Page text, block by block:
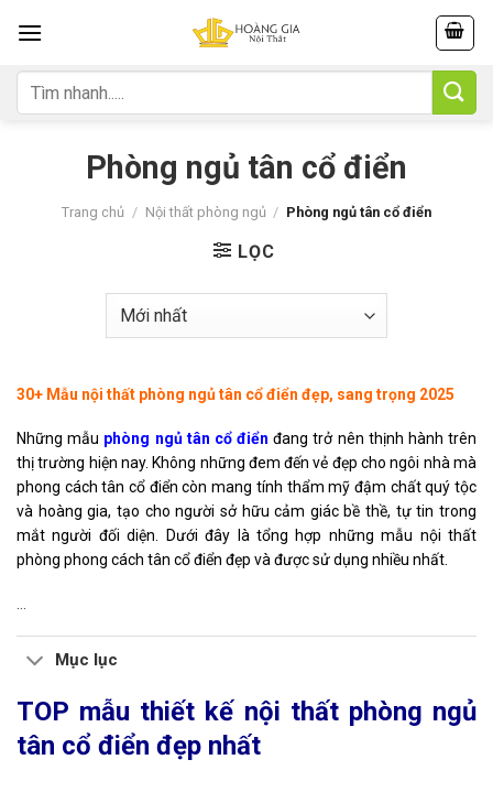
content
Tìm
kiếm:
Phòng ngủ tân cổ điển
Trang chủ / Nội thất phòng ngủ / Phòng ngủ tân cổ điển
LỌC
30+ Mẫu nội thất phòng ngủ tân cổ điển đẹp, sang trọng 2025
Những mẫu phòng ngủ tân cổ điển đang trở nên thịnh hành trên
thị trường hiện nay. Không những đem đến vẻ đẹp cho ngôi nhà mà
phong cách tân cổ điển còn mang tính thẩm mỹ đậm chất quý tộc
và hoàng gia, tạo cho người sở hữu cảm giác bề thề, tự tin trong
mắt người đối diện. Dưới đây là tổng hợp những mẫu nội thất
phòng phong cách tân cổ điển đẹp và được sử dụng nhiều nhất.
Mục lục
TOP mẫu thiết kế nội thất phòng ngủ
tân cổ điển đẹp nhất